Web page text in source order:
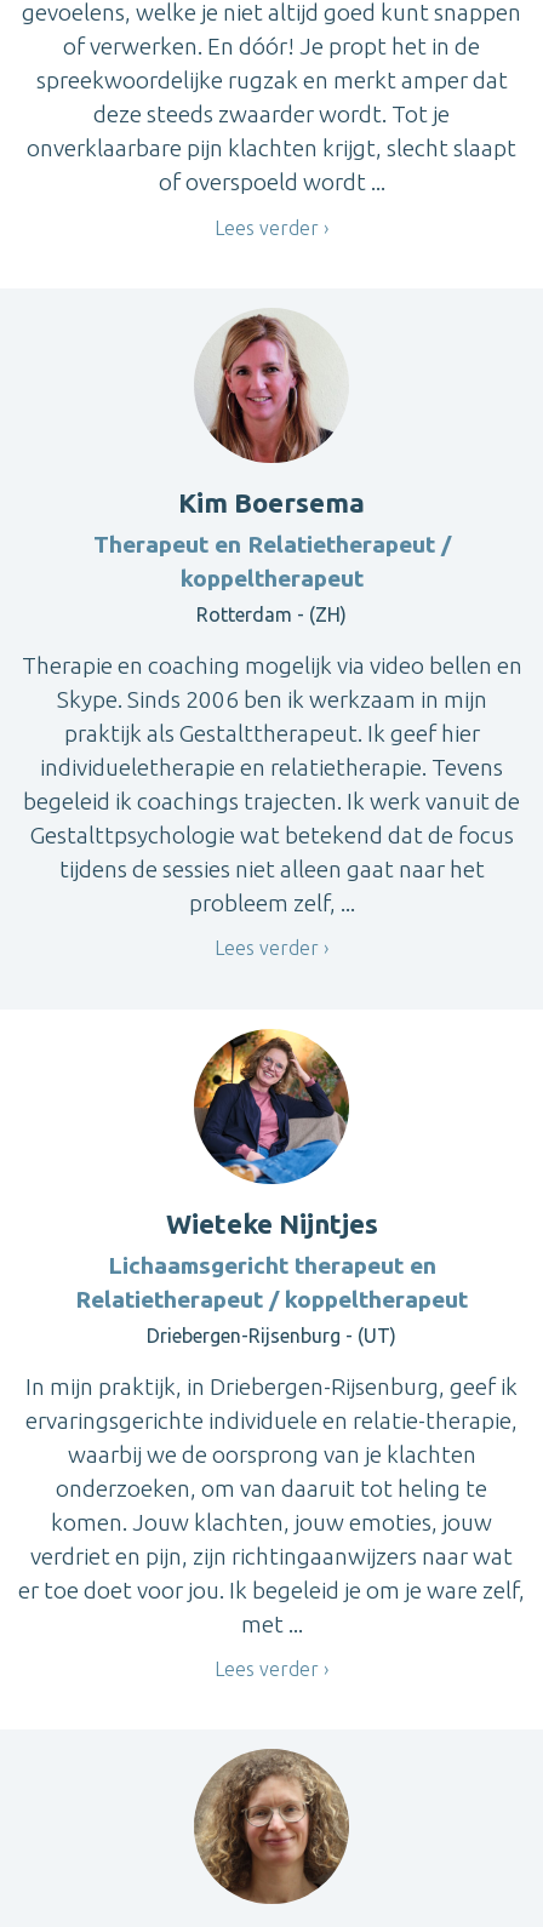
gevoelens, welke je niet altijd goed kunt snappen
of verwerken. En dóór! Je propt het in de
spreekwoordelijke rugzak en merkt amper dat
deze steeds zwaarder wordt. Tot je
onverklaarbare pijn klachten krijgt, slecht slaapt
of overspoeld wordt ...
Lees verder
Kim Boersema
Therapeut en Relatietherapeut /
koppeltherapeut
Rotterdam - (ZH)
Therapie en coaching mogelijk via video bellen en
Skype. Sinds 2006 ben ik werkzaam in mijn
praktijk als Gestalttherapeut. Ik geef hier
individueletherapie en relatietherapie. Tevens
begeleid ik coachings trajecten. Ik werk vanuit de
Gestalttpsychologie wat betekend dat de focus
tijdens de sessies niet alleen gaat naar het
probleem zelf, ...
Lees verder
Wieteke Nijntjes
Lichaamsgericht therapeut en
Relatietherapeut / koppeltherapeut
Driebergen-Rijsenburg - (UT)
In mijn praktijk, in Driebergen-Rijsenburg, geef ik
ervaringsgerichte individuele en relatie-therapie,
waarbij we de oorsprong van je klachten
onderzoeken, om van daaruit tot heling te
komen. Jouw klachten, jouw emoties, jouw
verdriet en pijn, zijn richtingaanwijzers naar wat
er toe doet voor jou. Ik begeleid je om je ware zelf,
met ...
Lees verder